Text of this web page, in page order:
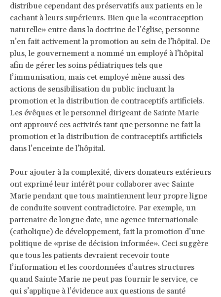
distribue cependant des préservatifs aux patients en le
cachant à leurs supérieurs. Bien que la «contraception
naturelle» entre dans la doctrine de l’église, personne
n’en fait activement la promotion au sein de l’hôpital. De
plus, le gouvernement a nommé un employé à l’hôpital
afin de gérer les soins pédiatriques tels que
l’immunisation, mais cet employé mène aussi des
actions de sensibilisation du public incluant la
promotion et la distribution de contraceptifs artificiels.
Les évêques et le personnel dirigeant de Sainte Marie
ont approuvé ces activités tant que personne ne fait la
promotion et la distribution de contraceptifs artificiels
dans l’enceinte de l’hôpital.
Pour ajouter à la complexité, divers donateurs extérieurs
ont exprimé leur intérêt pour collaborer avec Sainte
Marie pendant que tous maintiennent leur propre ligne
de conduite souvent contradictoire. Par exemple, un
partenaire de longue date, une agence internationale
(catholique) de développement, fait la promotion d’une
politique de «prise de décision informée». Ceci suggère
que tous les patients devraient recevoir toute
l’information et les coordonnées d’autres structures
quand Sainte Marie ne peut pas fournir le service, ce
qui s’applique à l’évidence aux questions de santé